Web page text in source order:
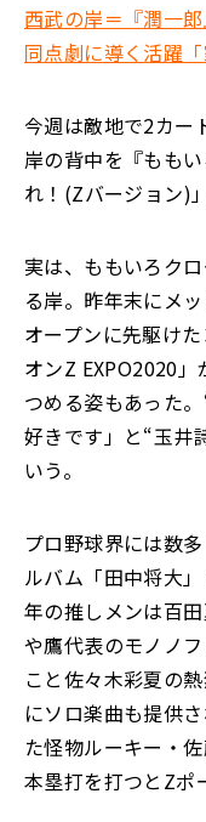
西武の岸＝『潤一
同点劇に導く活躍
今週は敵地で2カー
岸の背中を『もも
れ！(Zバージョン)
実は、ももいろク
る岸。昨年末にメ
オープンに先駆け
オンZ EXPO2020
つめる姿もあった
好きです」と“玉井
いう。
プロ野球界には数
ルバム「田中将大
年の推しメンは百
や鷹代表のモノノ
こと佐々木彩夏の
にソロ楽曲も提供
た怪物ルーキー・
本塁打を打つとZポ